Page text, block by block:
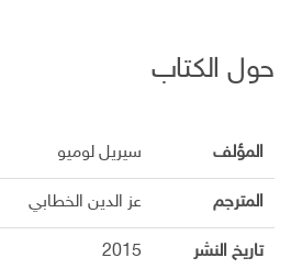
حول الكتاب
المؤلف سيريل لوميو
المترجم عز الدين الخطابي
تاريخ النشر 2015